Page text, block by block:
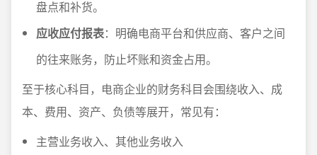
盘点和补货。
应收应付报表：明确电商平台和供应商、客户之间
的往来账务，防止坏账和资金占用。
至于核心科目，电商企业的财务科目会围绕收入、成
本、费用、资产、负债等展开，常见有：
主营业务收入、其他业务收入